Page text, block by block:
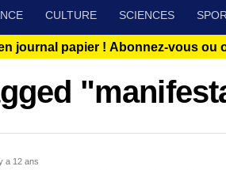
CULTURE SCIENCES
journal papier ! Abonnez-vous ou
y a 12 ans